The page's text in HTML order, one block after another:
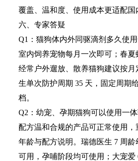
覆盖、温和度、使用成本更适配国
六、专家答疑
Q1：猫狗体内外同驱滴剂多久使
室内饲养宠物每月一次即可；春夏
经常户外遛放、散养猫狗建议按月
生单次防护周期 35 天，固定周期
档。
Q2：幼宠、孕期猫狗可以使用一
配方温和合规的产品可正常使用，
年龄与配方说明。瑞德医生 7 周
可用，孕哺阶段均可使用；大宠爱